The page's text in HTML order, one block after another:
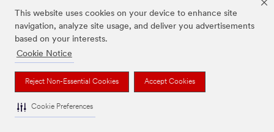
This website uses cookies on your device to enhance site
navigation, analyze site usage, and deliver you advertisements
based on your interests.
Cookie Notice
Reject Non-Essential Cookies Accept Cookies
Cookie Preferences